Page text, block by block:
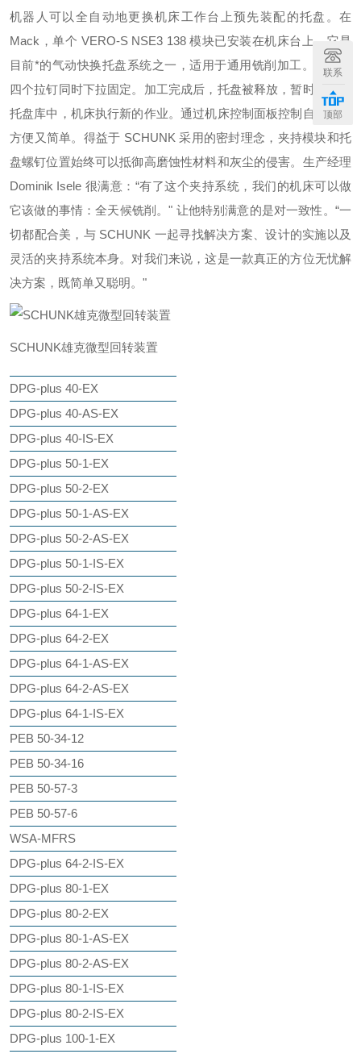
机器人可以全自动地更换机床工作台上预先装配的托盘。在
Mack，单个 VERO-S NSE3 138 模块已安装在机床台上。它是
目前*的气动快换托盘系统之一，适用于通用铣削加工。托盘由
四个拉钉同时下拉固定。加工完成后，托盘被释放，暂时存储在
托盘库中，机床执行新的作业。通过机床控制面板控制自动化既
方便又简单。得益于 SCHUNK 采用的密封理念，夹持模块和托
盘螺钉位置始终可以抵御高磨蚀性材料和灰尘的侵害。生产经理
Dominik Isele 很满意：“有了这个夹持系统，我们的机床可以做
它该做的事情：全天候铣削。" 让他特别满意的是对一致性。“一
切都配合美，与 SCHUNK 一起寻找解决方案、设计的实施以及
灵活的夹持系统本身。对我们来说，这是一款真正的方位无忧解
决方案，既简单又聪明。"
SCHUNK雄克微型回转装置
DPG-plus 40-EX
DPG-plus 40-AS-EX
DPG-plus 40-IS-EX
DPG-plus 50-1-EX
DPG-plus 50-2-EX
DPG-plus 50-1-AS-EX
DPG-plus 50-2-AS-EX
DPG-plus 50-1-IS-EX
DPG-plus 50-2-IS-EX
DPG-plus 64-1-EX
DPG-plus 64-2-EX
DPG-plus 64-1-AS-EX
DPG-plus 64-2-AS-EX
DPG-plus 64-1-IS-EX
PEB 50-34-12
PEB 50-34-16
PEB 50-57-3
PEB 50-57-6
WSA-MFRS
DPG-plus 64-2-IS-EX
DPG-plus 80-1-EX
DPG-plus 80-2-EX
DPG-plus 80-1-AS-EX
DPG-plus 80-2-AS-EX
DPG-plus 80-1-IS-EX
DPG-plus 80-2-IS-EX
DPG-plus 100-1-EX
联系
顶部